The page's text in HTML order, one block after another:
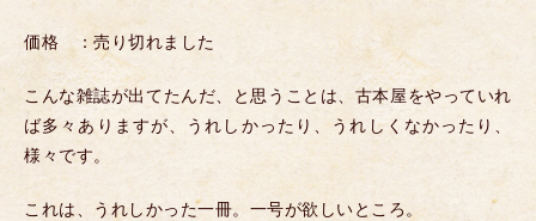
価格 ：売り切れました
こんな雑誌が出てたんだ、と思うことは、古本屋をやっていれ
ば多々ありますが、うれしかったり、うれしくなかったり、
様々です。
これは、うれしかった一冊。一号が欲しいところ。